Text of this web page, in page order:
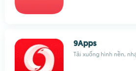
9Apps
Tải xuống hình nền,